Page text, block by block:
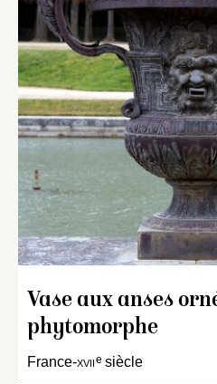
Vase aux anses
phytomorphe
France-xviie siècle